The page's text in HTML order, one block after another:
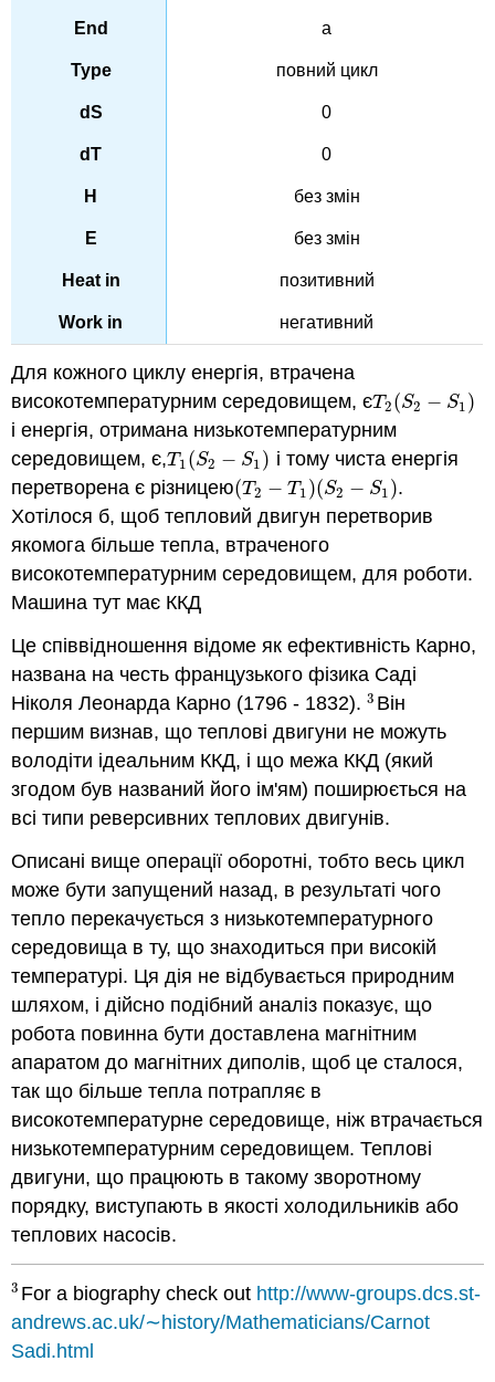
a
повний цикл
0
0
без змін
без змін
позитивний
негативний
Для кожного циклу енергія, втрачена
високотемпературним середовищем, єT2(S2 − S1)
T2(S2 −S1 )
і енергія, отримана низькотемпературним
середовищем, є,T1(S2 − S1)
T1(S2 −S1 ) і тому чиста енергія
перетворена є різницею(T2 − T1 )(S2 − S1)
(T2 −T1) (S2− S1)
.
Хотілося б, щоб тепловий двигун перетворив
якомога більше тепла, втраченого
високотемпературним середовищем, для роботи.
Машина тут має ККД
Це співвідношення відоме як ефективність Карно,
названа на честь французького фізика Саді
Ніколя Леонарда Карно (1796 - 1832).3
3Він
першим визнав, що теплові двигуни не можуть
володіти ідеальним ККД, і що межа ККД (який
згодом був названий його ім'ям) поширюється на
всі типи реверсивних теплових двигунів.
Описані вище операції оборотні, тобто весь цикл
може бути запущений назад, в результаті чого
тепло перекачується з низькотемпературного
середовища в ту, що знаходиться при високій
температурі. Ця дія не відбувається природним
шляхом, і дійсно подібний аналіз показує, що
робота повинна бути доставлена магнітним
апаратом до магнітних диполів, щоб це сталося,
так що більше тепла потрапляє в
високотемпературне середовище, ніж втрачається
низькотемпературним середовищем. Теплові
двигуни, що працюють в такому зворотному
порядку, виступають в якості холодильників або
теплових насосів.
3
3For a biography check out http://www-groups.dcs.st-
andrews.ac.uk/∼history/Mathematicians/Carnot
Sadi.html